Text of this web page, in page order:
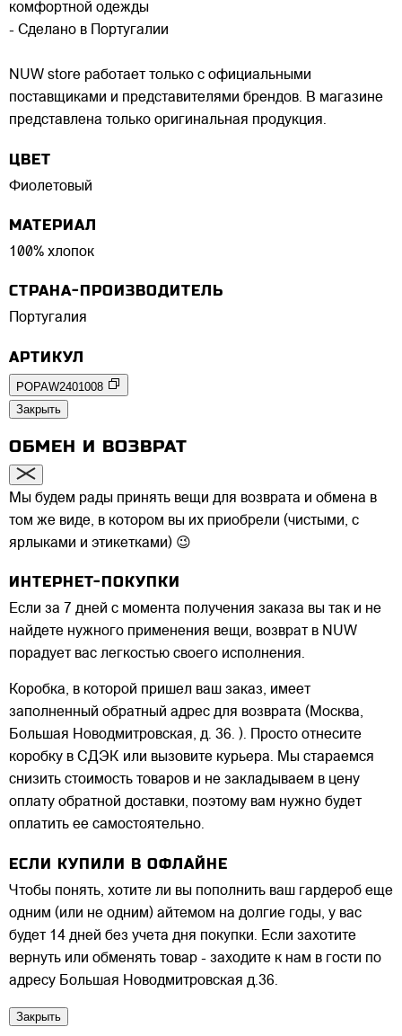
комфортной одежды
- Сделано в Португалии
NUW store работает только с официальными
поставщиками и представителями брендов. В магазине
представлена только оригинальная продукция.
ЦВЕТ
Фиолетовый
МАТЕРИАЛ
100% хлопок
СТРАНА-ПРОИЗВОДИТЕЛЬ
Португалия
АРТИКУЛ
POPAW2401008
Закрыть
ОБМЕН И ВОЗВРАТ
Мы будем рады принять вещи для возврата и обмена в
том же виде, в котором вы их приобрели (чистыми, с
ярлыками и этикетками) 😉
ИНТЕРНЕТ-ПОКУПКИ
Если за 7 дней с момента получения заказа вы так и не
найдете нужного применения вещи, возврат в NUW
порадует вас легкостью своего исполнения.
Коробка, в которой пришел ваш заказ, имеет
заполненный обратный адрес для возврата (Москва,
Большая Новодмитровская, д. 36. ). Просто отнесите
коробку в СДЭК или вызовите курьера. Мы стараемся
снизить стоимость товаров и не закладываем в цену
оплату обратной доставки, поэтому вам нужно будет
оплатить ее самостоятельно.
ЕСЛИ КУПИЛИ В ОФЛАЙНЕ
Чтобы понять, хотите ли вы пополнить ваш гардероб еще
одним (или не одним) айтемом на долгие годы, у вас
будет 14 дней без учета дня покупки. Если захотите
вернуть или обменять товар - заходите к нам в гости по
адресу Большая Новодмитровская д.36.
Закрыть